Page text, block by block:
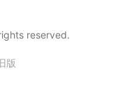
reserved.
版